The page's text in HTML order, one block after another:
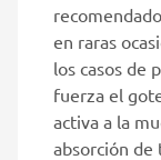
en raras
los casos de
fuerza el
activa a la
absorción de